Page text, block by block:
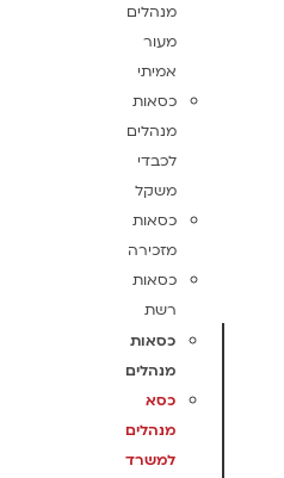
מנהלים
מעור
אמיתי
כסאות
מנהלים
לכבדי
משקל
כסאות
מזכירה
כסאות
רשת
כסאות
מנהלים
כסא
מנהלים
למשרד